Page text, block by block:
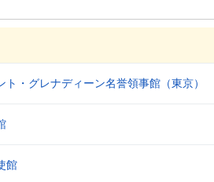
ト・グレナディーン名誉領事館（東京）
館